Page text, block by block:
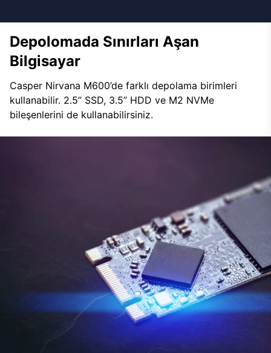
Depolomada Sınırları Aşan
Bilgisayar
Casper Nirvana M600’de farklı depolama birimleri
kullanabilir. 2.5’’ SSD, 3.5’’ HDD ve M2 NVMe
bileşenlerini de kullanabilirsiniz.